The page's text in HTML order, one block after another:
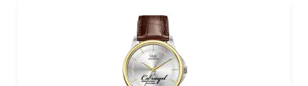
Alış-verişə davam et